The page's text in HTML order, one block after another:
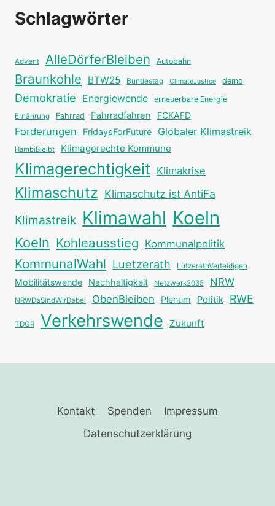
Schlagwörter
Advent AlleDörferBleiben Autobahn
Braunkohle BTW25 Bundestag ClimateJustice demo
Demokratie Energiewende erneuerbare Energie
Ernährung Fahrrad Fahrradfahren FCKAFD
Forderungen FridaysForFuture Globaler Klimastreik
HambiBleibt Klimagerechte Kommune
Klimagerechtigkeit Klimakrise
Klimaschutz Klimaschutz ist AntiFa
Klimastreik Klimawahl Koeln
Koeln Kohleausstieg Kommunalpolitik
KommunalWahl Luetzerath LützerathVerteidigen
Mobilitätswende Nachhaltigkeit Netzwerk2035 NRW
NRWDaSindWirDabei ObenBleiben Plenum Politik RWE
TDGR Verkehrswende Zukunft
Kontakt Spenden
Impressum
Datenschutzerklärung